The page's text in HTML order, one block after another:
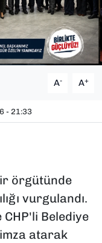
A- A+
- 21:33
örgütünde
vurgulandı.
Belediye
atarak